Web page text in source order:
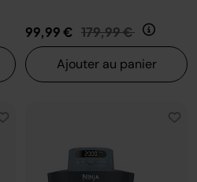
99,99 € Prix réduit de
179,99 € au
Ajouter au panier